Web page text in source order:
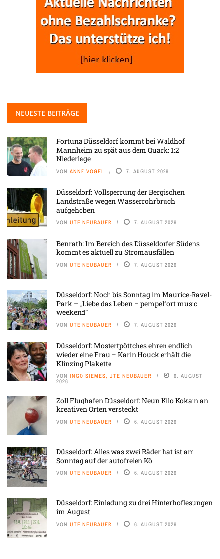
NEUESTE BEITRÄGE
Fortuna Düsseldorf kommt bei Waldhof
Mannheim zu spät aus dem Quark: 1:2
Niederlage
VON ANNE VOGEL 7. AUGUST 2026
Düsseldorf: Vollsperrung der Bergischen
Landstraße wegen Wasserrohrbruch
aufgehoben
VON UTE NEUBAUER 7. AUGUST 2026
Benrath: Im Bereich des Düsseldorfer Südens
kommt es aktuell zu Stromausfällen
VON UTE NEUBAUER 7. AUGUST 2026
Düsseldorf: Noch bis Sonntag im Maurice-Ravel-
Park – „Liebe das Leben – pempelfort music
weekend“
VON UTE NEUBAUER 7. AUGUST 2026
Düsseldorf: Mostertpöttches ehren endlich
wieder eine Frau – Karin Houck erhält die
Klinzing Plakette
VON INGO SIEMES, UTE NEUBAUER 6. AUGUST
2026
Zoll Flughafen Düsseldorf: Neun Kilo Kokain an
kreativen Orten versteckt
VON UTE NEUBAUER 6. AUGUST 2026
Düsseldorf: Alles was zwei Räder hat ist am
Sonntag auf der autofreien Kö
VON UTE NEUBAUER 6. AUGUST 2026
Düsseldorf: Einladung zu drei Hinterhoflesungen
im August
VON UTE NEUBAUER 6. AUGUST 2026